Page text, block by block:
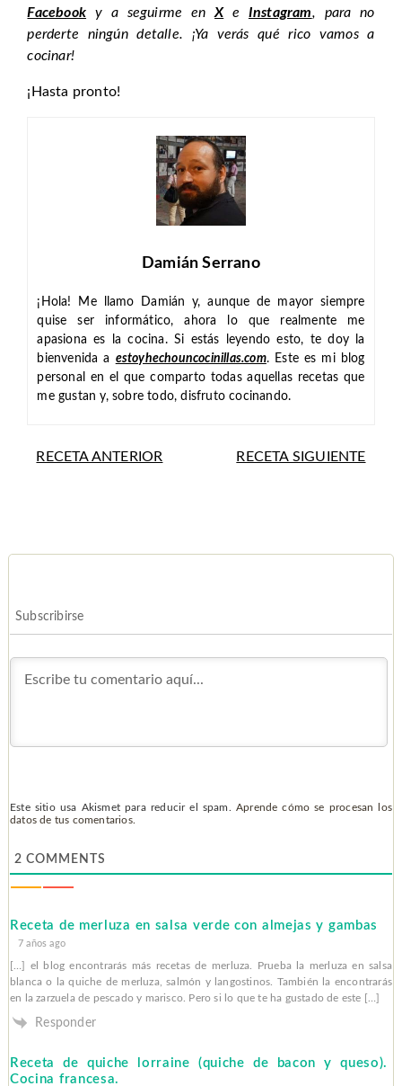
Facebook y a seguirme enXe Instagram, para no
perderte ningún detalle. ¡Ya verás qué rico vamos a
cocinar!
¡Hasta pronto!
Damián Serrano
¡Hola! Me llamo Damián y, aunque de mayor siempre
quise ser informático, ahora lo que realmente me
apasiona es la cocina. Si estás leyendo esto, te doy la
bienvenida a estoyhechouncocinillas.com. Este es mi blog
personal en el que comparto todas aquellas recetas que
me gustan y, sobre todo, disfruto cocinando.
RECETA ANTERIOR RECETA SIGUIENTE
Subscribirse
Este sitio usa Akismet para reducir el spam. Aprende cómo se procesan los
datos de tus comentarios.
2 COMMENTS
Receta de merluza en salsa verde con almejas y gambas
7 años ago
[…] el blog encontrarás más recetas de merluza. Prueba la merluza en salsa
blanca o la quiche de merluza, salmón y langostinos. También la encontrarás
en la zarzuela de pescado y marisco. Pero si lo que te ha gustado de este […]
Responder
Receta de quiche lorraine (quiche de bacon y queso).
Cocina francesa.